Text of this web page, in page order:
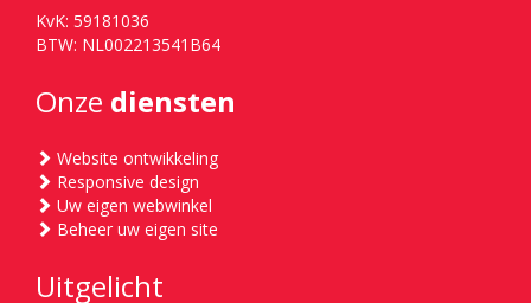
KvK: 59181036
BTW: NL002213541B64
Onze diensten
Website ontwikkeling
Responsive design
Uw eigen webwinkel
Beheer uw eigen site
Uitgelicht